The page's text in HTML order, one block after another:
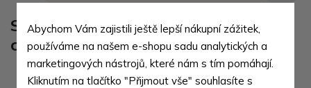
Světle šedá dámská kožená zipová
crossbody kabelka Jenny
Abychom Vám zajistili ještě lepší nákupní zážitek,
používáme na našem e-shopu sadu analytických a
marketingových nástrojů, které nám s tím pomáhají.
Kliknutím na tlačítko "Přijmout vše" souhlasíte s